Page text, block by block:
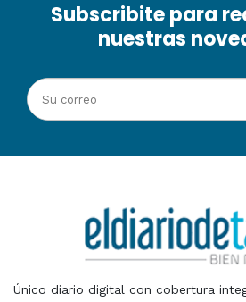
Subscribite para
nuestras
Único diario digital con cobertura